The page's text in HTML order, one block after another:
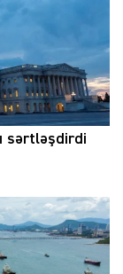
sərtləşdirdi